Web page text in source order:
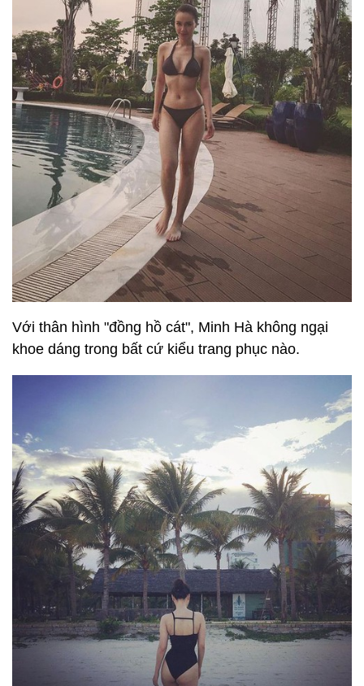
Với thân hình "đồng hồ cát", Minh Hà không ngại
khoe dáng trong bất cứ kiểu trang phục nào.